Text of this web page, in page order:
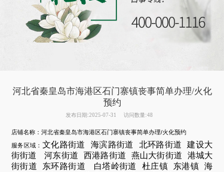
河北省秦皇岛市海港区石门寨镇丧事简单办理/火化
预约
发布日期:2025-07-31 访问数量:48
店铺名称：河北省秦皇岛市海港区石门寨镇丧事简单办理/火化预约
服务区域： 文化路街道 海滨路街道 北环路街道
建设大
街街道
河东街道 西港路街道 燕山大街街道
港城大
街街道
东环路街道 白塔岭街道 杜庄镇 东港镇
海